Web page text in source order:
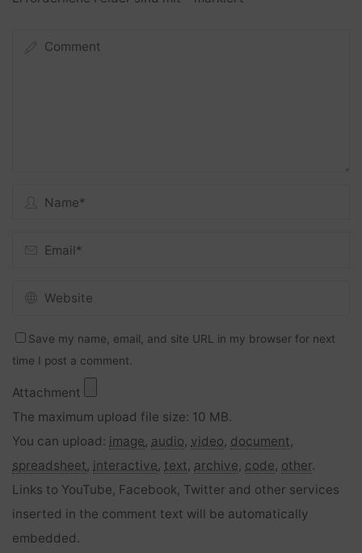
Save my name, email, and site URL in my browser for next
time I post a comment.
Attachment
The maximum upload file size: 10 MB.
You can upload: image, audio, video, document,
spreadsheet, interactive, text, archive, code, other.
Links to YouTube, Facebook, Twitter and other services
inserted in the comment text will be automatically
embedded.